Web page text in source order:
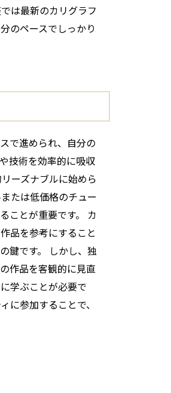
は最新のカリグラフ
のペースでしっかり
で進められ、自分の
技術を効率的に吸収
ーズナブルに始めら
たは低価格のチュー
ことが重要です。 カ
品を参考にすること
鍵です。 しかし、独
作品を客観的に見直
学ぶことが必要で
に参加することで、